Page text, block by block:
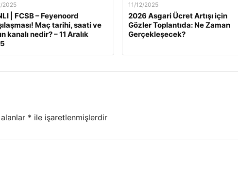
2025
| FCSB – Feyenoord
Maç tarihi, saati ve
kanalı nedir? – 11 Aralık
11/12/2025
2026 Asgari Ücret Artışı için
Gözler Toplantıda: Ne Zaman
Gerçekleşecek?
* ile işaretlenmişlerdir